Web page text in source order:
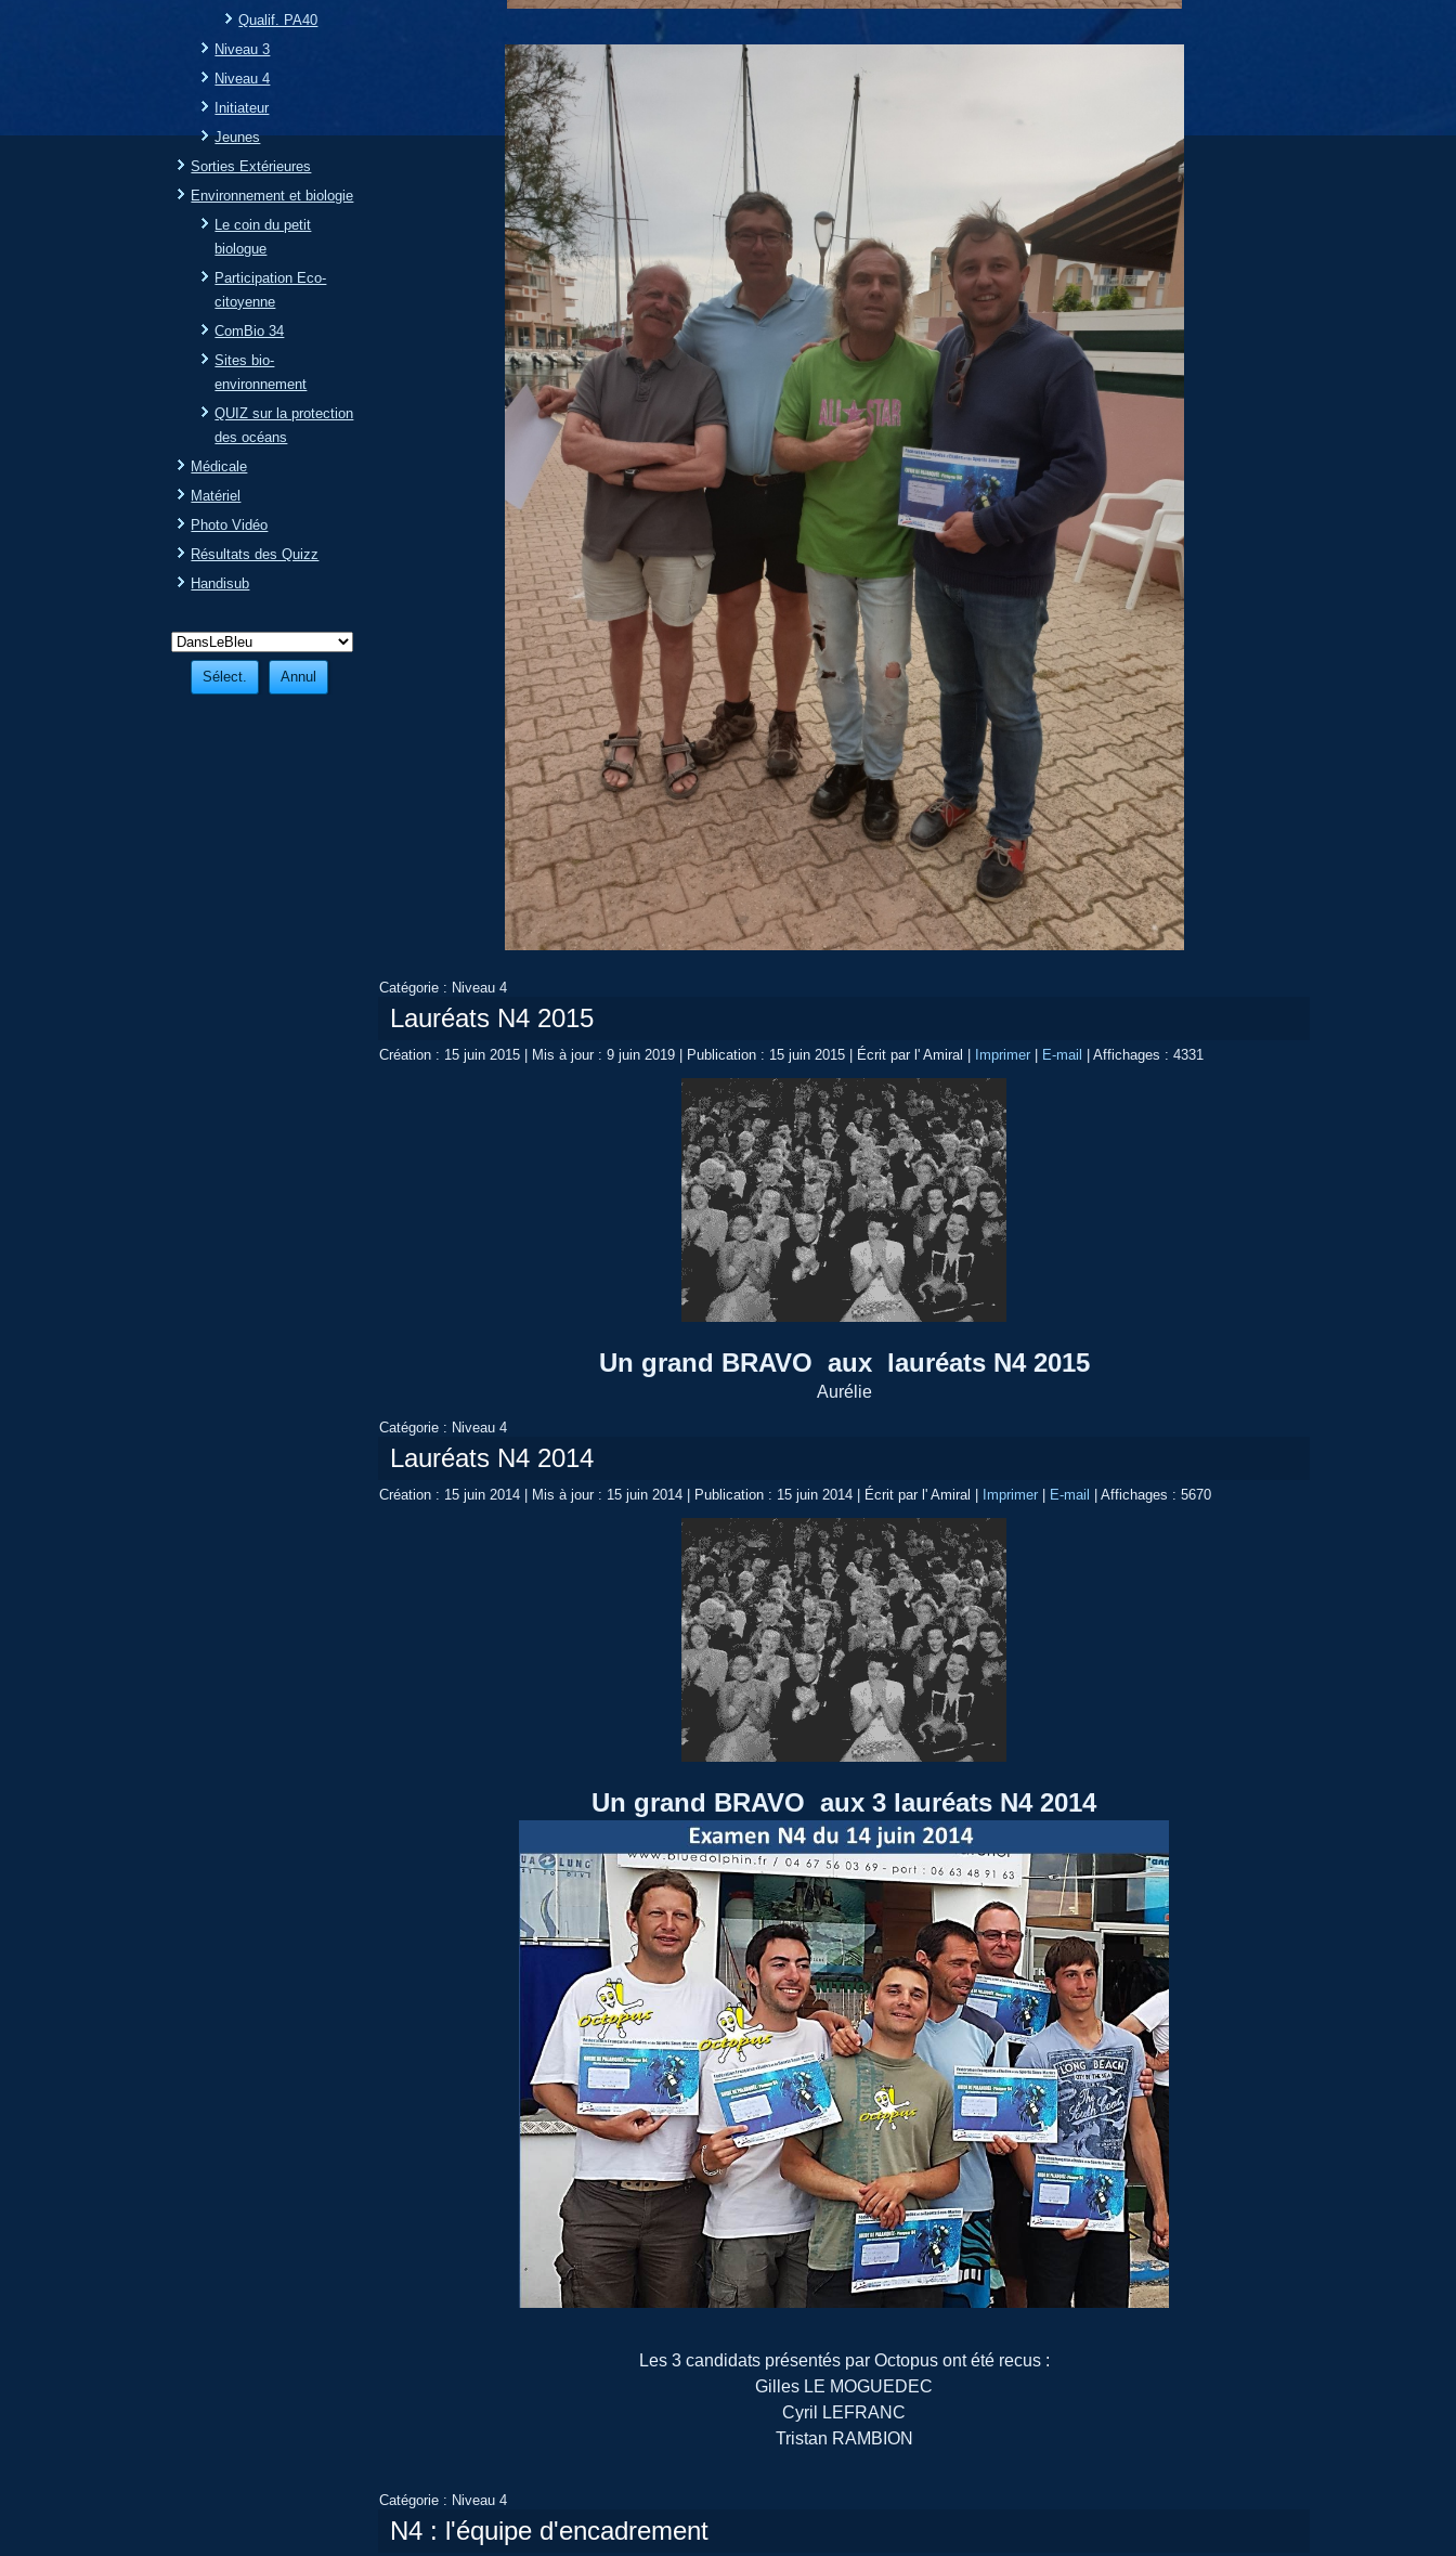
Qualif. PA40
Niveau 3
Niveau 4
Initiateur
Jeunes
Sorties Extérieures
Environnement et biologie
Le coin du petit
biologue
Participation Eco-
citoyenne
ComBio 34
Sites bio-
environnement
QUIZ sur la protection
des océans
Médicale
Matériel
Photo Vidéo
Résultats des Quizz
Handisub
Catégorie : Niveau 4
Lauréats N4 2015
Création : 15 juin 2015 Mis à jour : 9 juin 2019 Publication : 15 juin 2015 Écrit par l' Amiral Imprimer E-mail |Affichages : 4331
Un grand BRAVO aux lauréats N4 2015
Aurélie
Catégorie : Niveau 4
Lauréats N4 2014
Création : 15 juin 2014 Mis à jour : 15 juin 2014 Publication : 15 juin 2014 Écrit par l' Amiral Imprimer E-mail |Affichages : 5670
Un grand BRAVO aux 3 lauréats N4 2014
Les 3 candidats présentés par Octopus ont été recus :
Gilles LE MOGUEDEC
Cyril LEFRANC
Tristan RAMBION
Catégorie : Niveau 4
N4 : l'équipe d'encadrement